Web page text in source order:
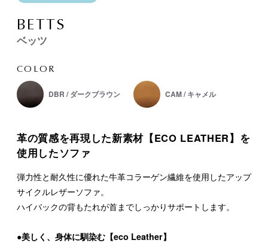
BETTS
ベッツ
COLOR
DBR / ダークブラウン CAM / キャメル
革の質感を再現した新素材【ECO LEATHER】を
使用したソファ
弾力性と耐久性に優れた牛革コラーゲン繊維を使用したアップ
サイクルレザーソファ。
ハイバックの背もたれが首までしっかりサポートします。
●美しく、身体に馴染む【eco Leather】